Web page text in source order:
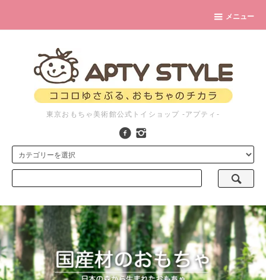
メニュー
東京おもちゃ美術館公式トイショップ -アプティ-